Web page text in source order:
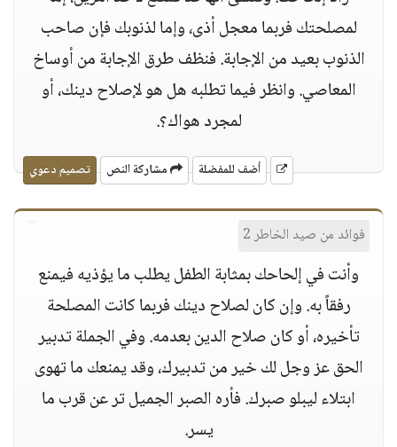
لمصلحتك فربما معجل أذى، وإما لذنوبك فإن صاحب
الذنوب بعيد من الإجابة. فنظف طرق الإجابة من أوساخ
المعاصي. وانظر فيما تطلبه هل هو لإصلاح دينك، أو
لمجرد هواك؟.
أضف للمفضلة مشاركة النص تصميم دعوي
فوائد من صيد الخاطر 2
وأنت في إلحاحك بمثابة الطفل يطلب ما يؤذيه فيمنع
رفقاً به. وإن كان لصلاح دينك فربما كانت المصلحة
تأخيره، أو كان صلاح الدين بعدمه. وفي الجملة تدبير
الحق عز وجل لك خير من تدبيرك، وقد يمنعك ما تهوى
ابتلاء ليبلو صبرك. فأره الصبر الجميل تر عن قرب ما
يسر.